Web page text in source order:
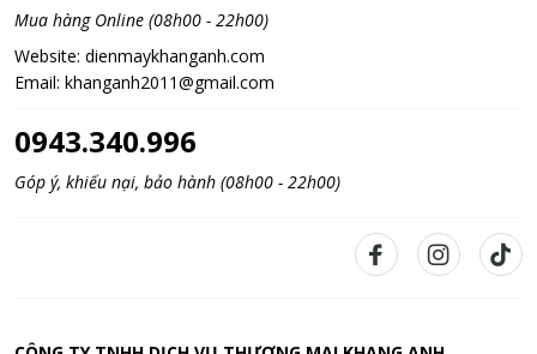
Mua hàng Online (08h00 - 22h00)
Website: dienmaykhanganh.com
Email: khanganh2011@gmail.com
0943.340.996
Góp ý, khiếu nại, bảo hành (08h00 - 22h00)